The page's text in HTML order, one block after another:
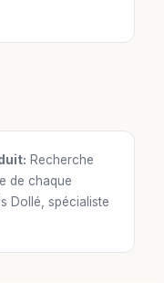
Recherche
de chaque
Dollé, spécialiste